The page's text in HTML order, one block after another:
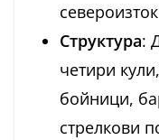
Структура:
четири
бойници,
стрелкови